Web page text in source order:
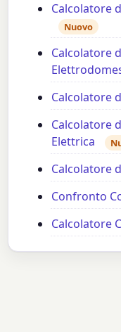
Calcolatore
Nuovo
Calcolatore
Calcolatore
Calcolatore
Elettrica
Calcolatore
Confronto
Calcolatore